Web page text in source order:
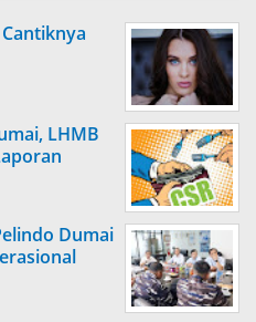
LHMB
Dumai